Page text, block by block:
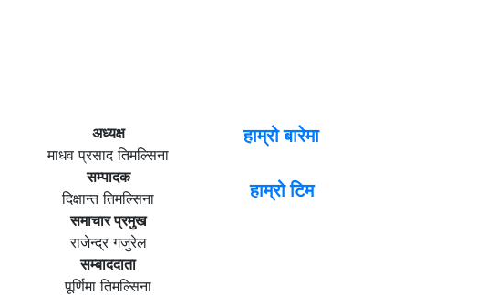
अध्यक्ष
माधव प्रसाद तिमल्सिना
सम्पादक
दिक्षान्त तिमल्सिना
समाचार प्रमुख
राजेन्द्र गजुरेल
सम्बाददाता
पूर्णिमा तिमल्सिना
हाम्रो बारेमा
हाम्रो टिम